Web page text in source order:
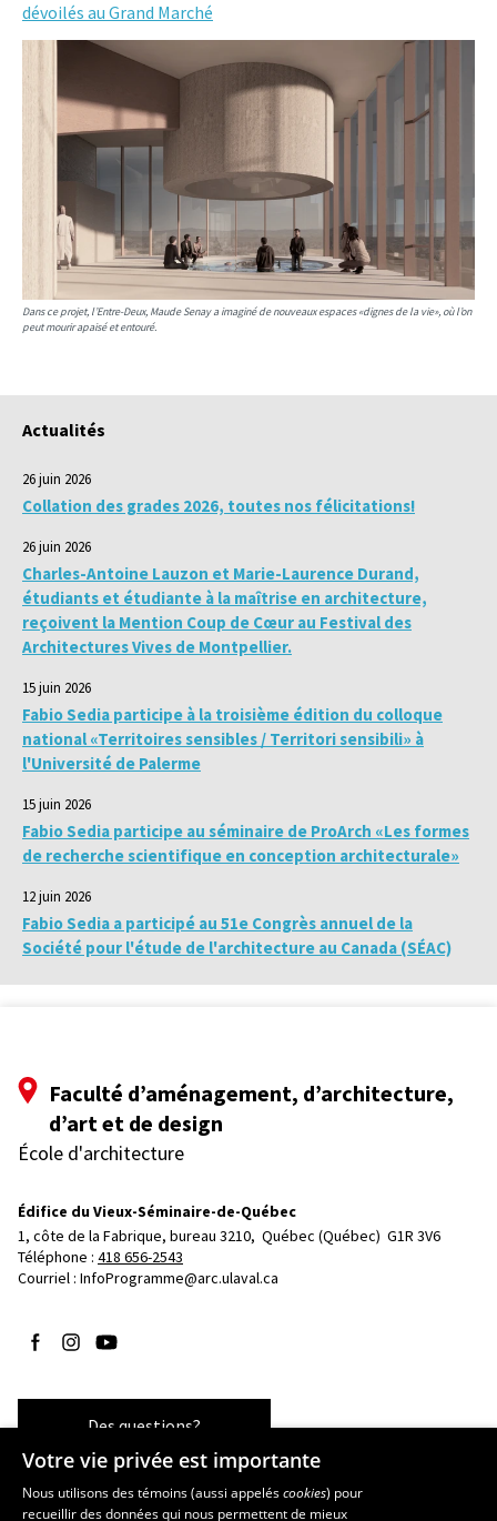
dévoilés au Grand Marché
Dans ce projet, l’Entre-Deux, Maude Senay a imaginé de nouveaux espaces «dignes de la vie», où l’on
peut mourir apaisé et entouré.
Actualités
26 juin 2026
Collation des grades 2026, toutes nos félicitations!
26 juin 2026
Charles-Antoine Lauzon et Marie-Laurence Durand,
étudiants et étudiante à la maîtrise en architecture,
reçoivent la Mention Coup de Cœur au Festival des
Architectures Vives de Montpellier.
15 juin 2026
Fabio Sedia participe à la troisième édition du colloque
national «Territoires sensibles / Territori sensibili» à
l'Université de Palerme
15 juin 2026
Fabio Sedia participe au séminaire de ProArch «Les formes
de recherche scientifique en conception architecturale»
12 juin 2026
Fabio Sedia a participé au 51e Congrès annuel de la
Société pour l'étude de l'architecture au Canada (SÉAC)
Faculté d’aménagement, d’architecture,
d’art et de design
École d'architecture
Édifice du Vieux-Séminaire-de-Québec
1, côte de la Fabrique, bureau 3210, Québec (Québec)  G1R 3V6
Téléphone : 418 656-2543
Courriel : InfoProgramme@arc.ulaval.ca
Suivez-nous sur Facebook
Suivez-nous sur Instagram
Suivez-nous sur YouTube
Des questions?
Les écoles et la recherche
Votre vie privée est importante
Nous utilisons des témoins (aussi appeléscookies) pour
recueillir des données qui nous permettent de mieux